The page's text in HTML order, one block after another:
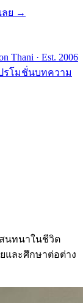
ลย →
Thani · Est. 2006
รโมชั่นบทความ
นทนาในชีวิต
และศึกษาต่อต่าง